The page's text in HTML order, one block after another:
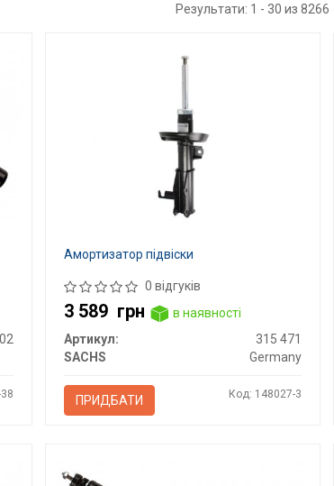
Результати: 1 - 30 из 8266
Амортизатор підвіски
0 відгуків
3 589 грн
в наявності
Артикул:
315 471
SACHS
Germany
ПРИДБАТИ Код: 148027-3